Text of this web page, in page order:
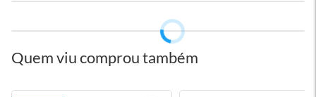
Quem viu comprou também